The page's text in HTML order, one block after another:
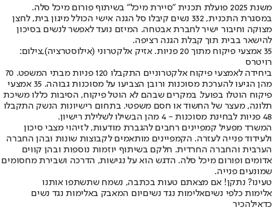
משנת 2025 פועלת תכנית "סיירת מיכל" בשיתוף פורום מיכל סלה.
במסגרת התכנית, 332 נשים קיבלו סל הגנה אישי הכולל מיגון בית, לחצן
מצוקה וחיבור ישיר לחברת אבטחה. המיזם נועד לאפשר לנשים בסיכון
להישאר בבית תוך קבלת הגנה רציפה.
35 אמצעי פיקוח מתוך 20 פניות. אזיק אלקטרוני (אילוסטרציה),צילום:
רויטרס
ביחידה לאמצעי פיקוח אלקטרוניים התקבלו 120 פניות מבתי המשפט. 70
מהן הגיעו להערכת מסוכנות ורובן הצביעו על מסוכנות גבוהה. 35 אמצעי
פיקוח הוטלו בפועל. במקרים שבהם לא הוטל פיקוח, הסיבות כללו משיכת
תלונה, מעצר של החשוד או חסם משפטי. בתחום רישיונות הנשק התקבלו
48 פניות לבחינת מסוכנות - 4 מהן הבשילו לשלילת רישיון.
המשרד מפעיל קמפיינים רחבים להגברת מודעות, לזיהוי מצבי סיכון
ולעידוד פנייה לעזרה. הקמפיינים מותאמים לקבוצות שונות ובהן החברה
הערבית והחברה החרדית. חלקם בשיתוף יוזמות נוספות ובהן קווים
אדומים ופורום מיכל סלה. הדגש הוא על נגישות, הדרכה ושבירת מחסומים
שמונעים פנייה.
טעינו? נתקן! אם מצאתם טעות בכתבה, נשמח שתשתפו אותנו
אלימות כלפי נשיםאלימות נגד נשיםיום המאבק באלימות נגד נשים
כדאילהכיר